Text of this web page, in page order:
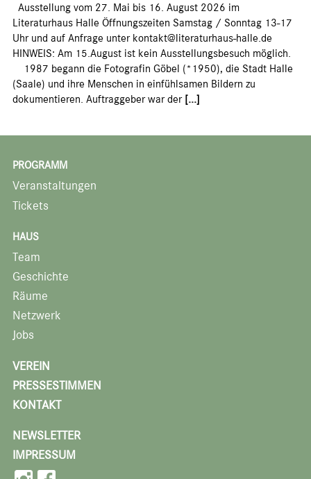
Ausstellung vom 27. Mai bis 16. August 2026 im
Literaturhaus Halle Öffnungszeiten Samstag / Sonntag 13-17
Uhr und auf Anfrage unter kontakt@literaturhaus-halle.de
HINWEIS: Am 15.August ist kein Ausstellungsbesuch möglich.
1987 begann die Fotografin Göbel (*1950), die Stadt Halle
(Saale) und ihre Menschen in einfühlsamen Bildern zu
dokumentieren. Auftraggeber war der [...]
PROGRAMM
Veranstaltungen
Tickets
HAUS
Team
Geschichte
Räume
Netzwerk
Jobs
VEREIN
PRESSESTIMMEN
KONTAKT
NEWSLETTER
IMPRESSUM